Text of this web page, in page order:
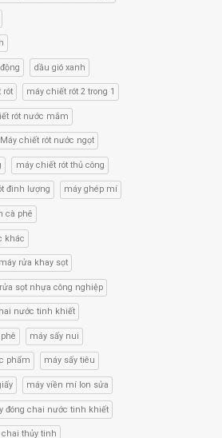
dầu gió xanh
rót máy chiết rót 2 trong 1
rót nước mắm
Máy chiết rót nước ngọt
máy chiết rót thủ công
đinh lượng máy ghép mí
cà phê
khác
máy rửa khay sọt
sọt nhựa công nghiệp
nước tinh khiết
máy sấy nui
phẩm máy sấy tiêu
máy viền mí lon sửa
đóng chai nước tinh khiết
chai thủy tinh